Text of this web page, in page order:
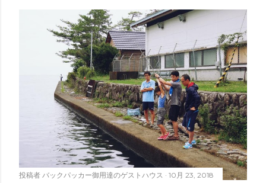
投稿者 バックパッカー御用達のゲストハウス 10月 23, 2018